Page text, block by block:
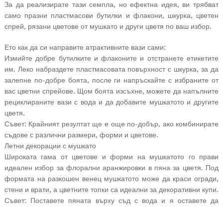
За да реализирате тази семпла, но ефектна идея, ви трябват
само празни пластмасови бутилки и флакони, шкурка, цветен
спрей, рязани цветове от мушкато и други цветя по ваш избор.
Ето как да си направите атрактивните вази сами:
Измийте добре бутилките и флаконите и отстранете етикетите
им. Леко набраздете пластмасовата повърхност с шкурка, за да
залепне по-добре боята, после ги напръскайте с избраните от
вас цветни спрейове. Щом боята изсъхне, можете да напълните
рециклираните вази с вода и да добавите мушкатото и другите
цветя.
Съвет: Крайният резултат ще е още по-добър, ако комбинирате
съдове с различни размери, форми и цветове.
Летни декорации с мушкато
Широката гама от цветове и форми на мушкатото го прави
идеален избор за флорални аранжировки в пяна за цветя. Под
формата на разкошен венец мушкатото може да краси огради,
стени и врати, а цветните топки са идеални за декоративни купи.
Съвет: Поставете пяната върху съд с вода и я оставете да